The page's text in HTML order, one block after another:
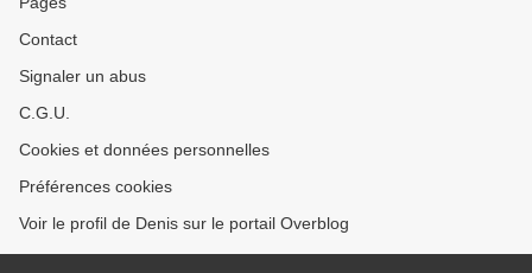
Contact
Signaler un abus
C.G.U.
Cookies et données personnelles
Préférences cookies
Voir le profil de Denis sur le portail Overblog